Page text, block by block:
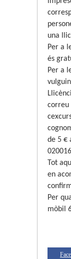
una
Per a
és
Per a
correu
de 5 €
Tot
en
Per
mòbil